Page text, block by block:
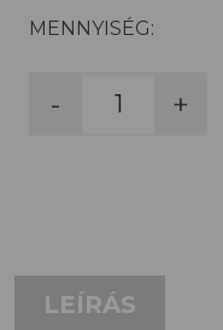
MENNYISÉG:
- +
LEÍRÁS